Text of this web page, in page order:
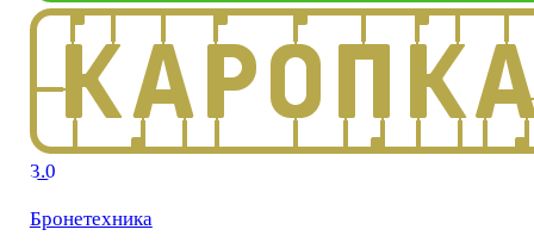
3.0
Бронетехника